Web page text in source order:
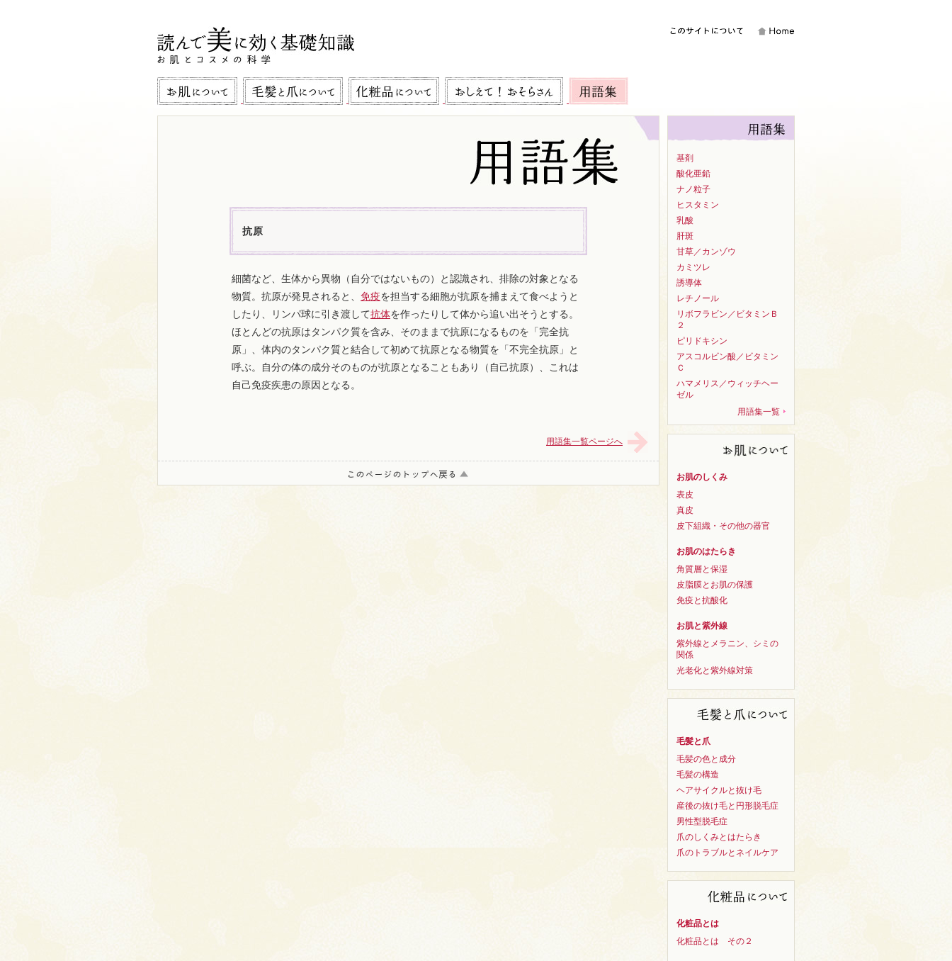
抗原
細菌など、生体から異物（自分ではないもの）と認識され、排除の対象となる
物質。抗原が発見されると、 免疫を担当する細胞が抗原を捕まえて食べようと
したり、リンパ球に引き渡して抗体を作ったりして体から追い出そうとする。
ほとんどの抗原はタンパク質を含み、そのままで抗原になるものを「完全抗
原」、体内のタンパク質と結合して初めて抗原となる物質を「不完全抗原」と
呼ぶ。自分の体の成分そのものが抗原となることもあり（自己抗原）、これは
自己免疫疾患の原因となる。
用語集一覧ページへ
基剤
酸化亜鉛
ナノ粒子
ヒスタミン
乳酸
肝斑
甘草／カンゾウ
カミツレ
誘導体
レチノール
リボフラビン／ビタミンＢ
２
ピリドキシン
アスコルビン酸／ビタミン
Ｃ
ハマメリス／ウィッチヘー
ゼル
用語集一覧
お肌のしくみ
表皮
真皮
皮下組織・その他の器官
お肌のはたらき
角質層と保湿
皮脂膜とお肌の保護
免疫と抗酸化
お肌と紫外線
紫外線とメラニン、シミの
関係
光老化と紫外線対策
毛髪と爪
毛髪の色と成分
毛髪の構造
ヘアサイクルと抜け毛
産後の抜け毛と円形脱毛症
男性型脱毛症
爪のしくみとはたらき
爪のトラブルとネイルケア
化粧品とは
化粧品とは その２